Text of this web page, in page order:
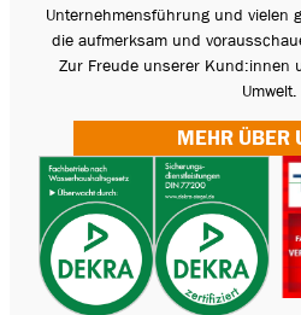
Unternehmensführung und vielen
die aufmerksam und
Zur Freude unserer Kund:innen
Umwelt.
MEHR ÜBER